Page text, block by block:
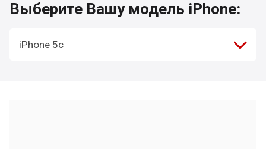
Выберите Вашу модель iPhone:
iPhone 5c